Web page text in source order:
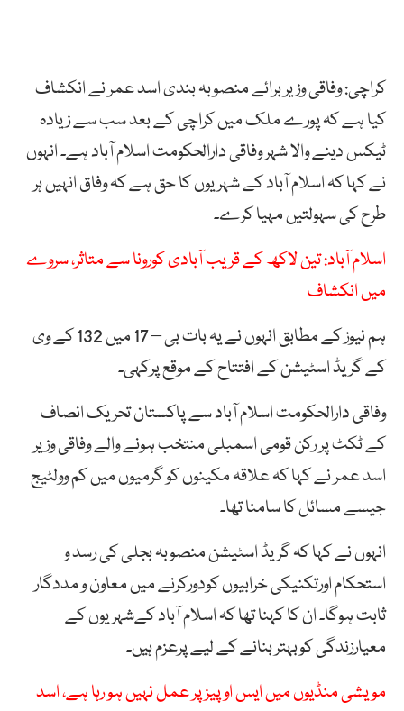
کراچی: وفاقی وزیر برائے منصوبہ بندی اسد عمر نے انکشاف
کیا ہے کہ پورے ملک میں کراچی کے بعد سب سے زیادہ
ٹیکس دینے والا شہر وفاقی دارالحکومت اسلام آباد ہے۔ انہوں
نے کہا کہ اسلام آباد کے شہریوں کا حق ہے کہ وفاق انہیں ہر
طرح کی سہولتیں مہیا کرے۔
اسلام آباد: تین لاکھ کے قریب آبادی کورونا سے متاثر، سروے
میں انکشاف
ہم نیوز کے مطابق انہوں نے یہ بات بی – 17 میں 132 کے وی
کے گریڈ اسٹیشن کے افتتاح کے موقع پرکہی۔
وفاقی دارالحکومت اسلام آباد سے پاکستان تحریک انصاف
کے ٹکٹ پر رکن قومی اسمبلی منتخب ہونے والے وفاقی وزیر
اسد عمر نے کہا کہ علاقہ مکینوں کو گرمیوں میں کم وولٹیج
جیسے مسائل کا سامنا تھا۔
انہوں نے کہا کہ گریڈ اسٹیشن منصوبہ بجلی کی رسد و
استحکام اورتکنیکی خرابیوں کودورکرنے میں معاون و مددگار
ثابت ہوگا۔ ان کا کہنا تھا کہ اسلام آباد کےشہریوں کے
معیارزندگی کوبہتر بنانے کے لیے پرعزم ہیں۔
مویشی منڈیوں میں ایس او پیز پر عمل نہیں ہو رہا ہے، اسد